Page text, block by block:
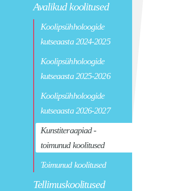
Avalikud koolitused
Koolipsühholoogide
kutseaasta 2024-2025
Koolipsühholoogide
kutseaasta 2025-2026
Koolipsühholoogide
kutseaasta 2026-2027
Kunstiteraapiad -
toimunud koolitused
Toimunud koolitused
Tellimuskoolitused